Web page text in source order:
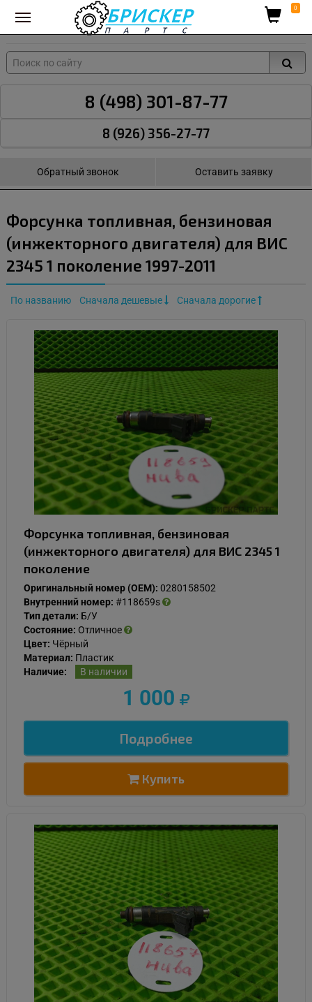
Вход для поставщиков 0
8 (498) 301-87-77
8 (926) 356-27-77
Обратный звонок Оставить заявку
Форсунка топливная, бензиновая
(инжекторного двигателя) для ВИС
2345 1 поколение 1997-2011
По названию Сначала дешевые Сначала дорогие
Форсунка топливная, бензиновая
(инжекторного двигателя) для ВИС 2345 1
поколение
Оригинальный номер (OEM): 0280158502
Внутренний номер: #118659s
Тип детали: Б/У
Состояние: Отличное
Цвет: Чёрный
Материал: Пластик
Наличие:
В наличии
1 000
Подробнее
Купить